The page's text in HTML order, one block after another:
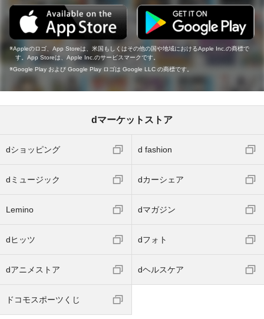
Appleのロゴ、App Storeは、米国もしくはその他の国や地域におけるApple Inc.の商標で
す。App Storeは、Apple Inc.のサービスマークです。
Google Play および Google Play ロゴは Google LLC の商標です。
dマーケットストア
dショッピング d fashion
dミュージック dカーシェア
Lemino dマガジン
dヒッツ dフォト
dアニメストア dヘルスケア
ドコモスポーツくじ